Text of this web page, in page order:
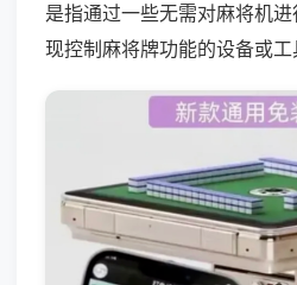
是指通过一些无需对麻将机
现控制麻将牌功能的设备或工